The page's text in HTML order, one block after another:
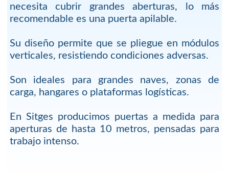
necesita cubrir grandes aberturas, lo más
recomendable es una puerta apilable.
Su diseño permite que se pliegue en módulos
verticales, resistiendo condiciones adversas.
Son ideales para grandes naves, zonas de
carga, hangares o plataformas logísticas.
En Sitges producimos puertas a medida para
aperturas de hasta 10 metros, pensadas para
trabajo intenso.